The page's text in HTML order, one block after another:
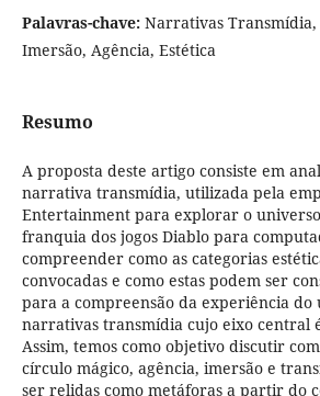
Palavras-chave: Narrativas Transmídia,
Imersão, Agência, Estética
Resumo
A proposta deste artigo consiste em
narrativa transmídia, utilizada pela
Entertainment para explorar o
franquia dos jogos Diablo para
compreender como as categorias
convocadas e como estas podem ser
para a compreensão da experiência do
narrativas transmídia cujo eixo central
Assim, temos como objetivo discutir
círculo mágico, agência, imersão e
ser relidas como metáforas a partir do